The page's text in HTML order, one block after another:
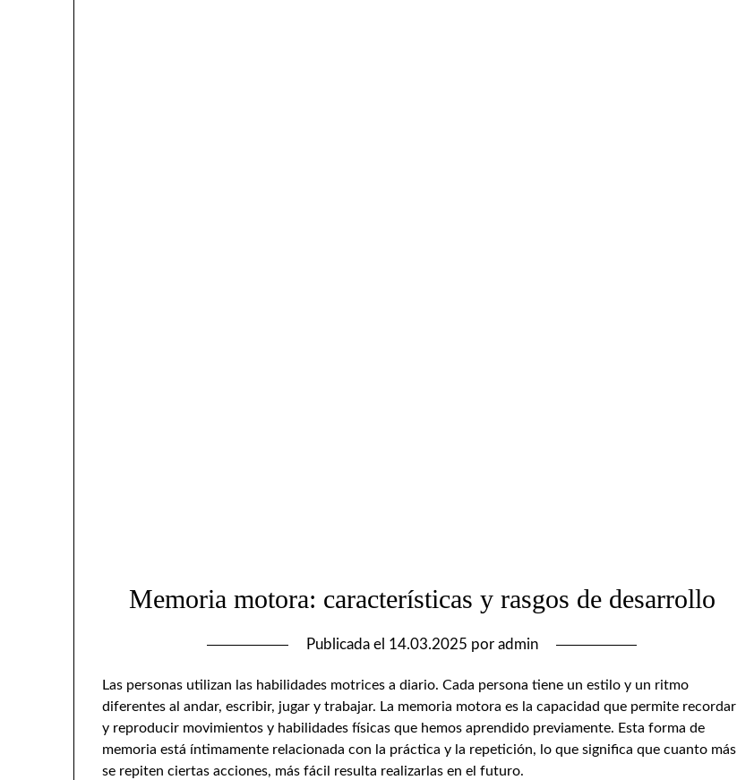
Memoria motora: características y rasgos de desarrollo
Publicada el 14.03.2025 por admin
Las personas utilizan las habilidades motrices a diario. Cada persona tiene un estilo y un ritmo
diferentes al andar, escribir, jugar y trabajar. La memoria motora es la capacidad que permite recordar
y reproducir movimientos y habilidades físicas que hemos aprendido previamente. Esta forma de
memoria está íntimamente relacionada con la práctica y la repetición, lo que significa que cuanto más
se repiten ciertas acciones, más fácil resulta realizarlas en el futuro.